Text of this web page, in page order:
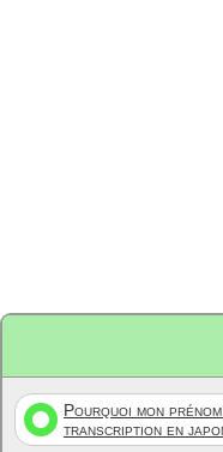
Pourquoi mon
transcription en